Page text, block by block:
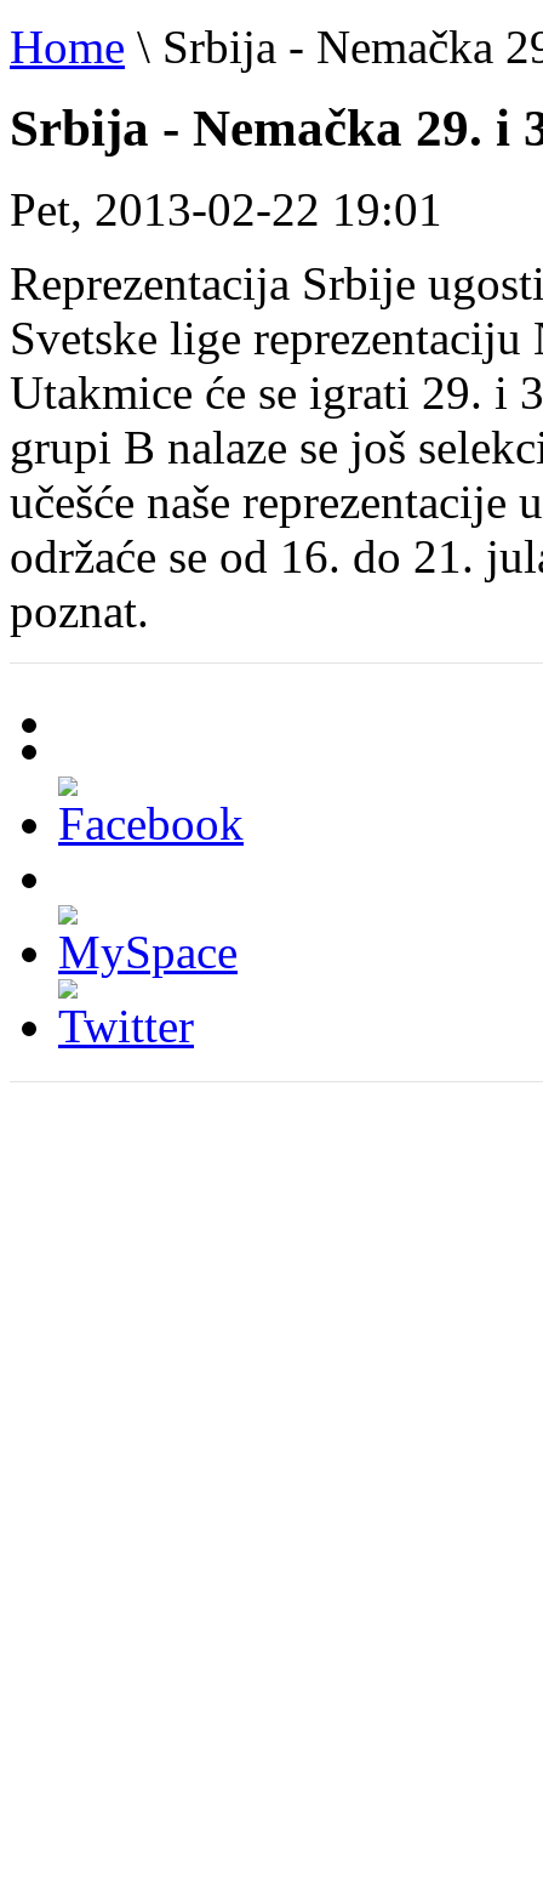
Home \ Srbija - Nemačka
Srbija - Nemačka 29. i
Pet, 2013-02-22 19:01
Reprezentacija Srbije
Svetske lige
Utakmice će se igrati 29. i
grupi B nalaze se još
učešće naše
održaće se od 16. do 21.
poznat.